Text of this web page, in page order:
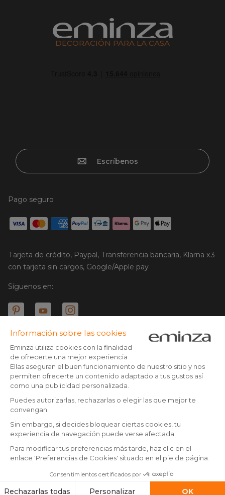
DECORACIÓN PARA LA CASA
Escríbenos
Pago seguro
Tarjeta de crédito, Paypal, Transferencia bancaria, Klarna x3
con tarjeta sin cargos, Google/Apple pay
Síguenos en:
© Copyright 2025 Eminza | Derechos reservados |
ALEMANIA
DANMARK
ESP
* Tienes 30 días (a patir de la recepción o recogida de tu
paquete) para devolver los productos y ser reembolsado.
Excepto los paquetes voluminosos
** Todos los pedidos realizados antes de las 14:00 h son enviados
el mismo día